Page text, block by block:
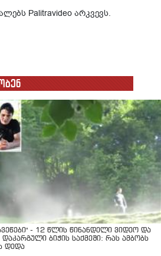
Palitravideo არკვევს.
- 12 წლის წინანდელი ვიდეო და
ბიჭის საქმეში: რას ამბობს
დედა